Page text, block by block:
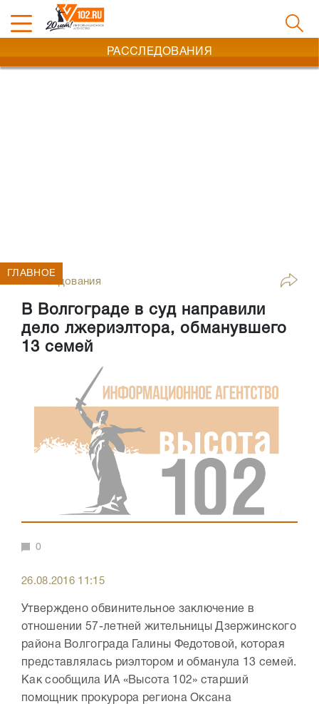
РАССЛЕДОВАНИЯ
Расследования
В Волгограде в суд направили
дело лжериэлтора, обманувшего
13 семей
ГЛАВНОЕ
0
26.08.2016 11:15
Утверждено обвинительное заключение в
отношении 57-летней жительницы Дзержинского
района Волгограда Галины Федотовой, которая
представлялась риэлтором и обманула 13 семей.
Как сообщила ИА «Высота 102» старший
помощник прокурора региона Оксана